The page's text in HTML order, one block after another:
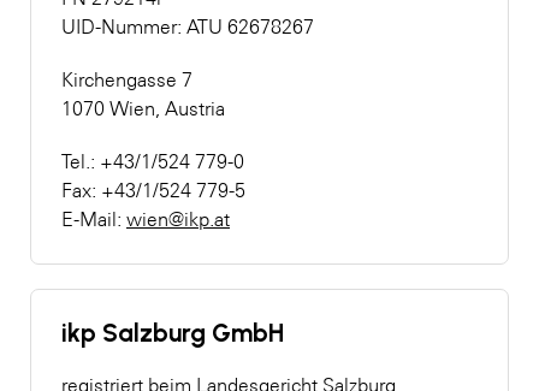
UID-Nummer: ATU 62678267
Kirchengasse 7
1070 Wien, Austria
Tel.: +43/1/524 779-0
Fax: +43/1/524 779-5
E-Mail: wien@ikp.at
ikp Salzburg GmbH
registriert beim Landesgericht Salzburg